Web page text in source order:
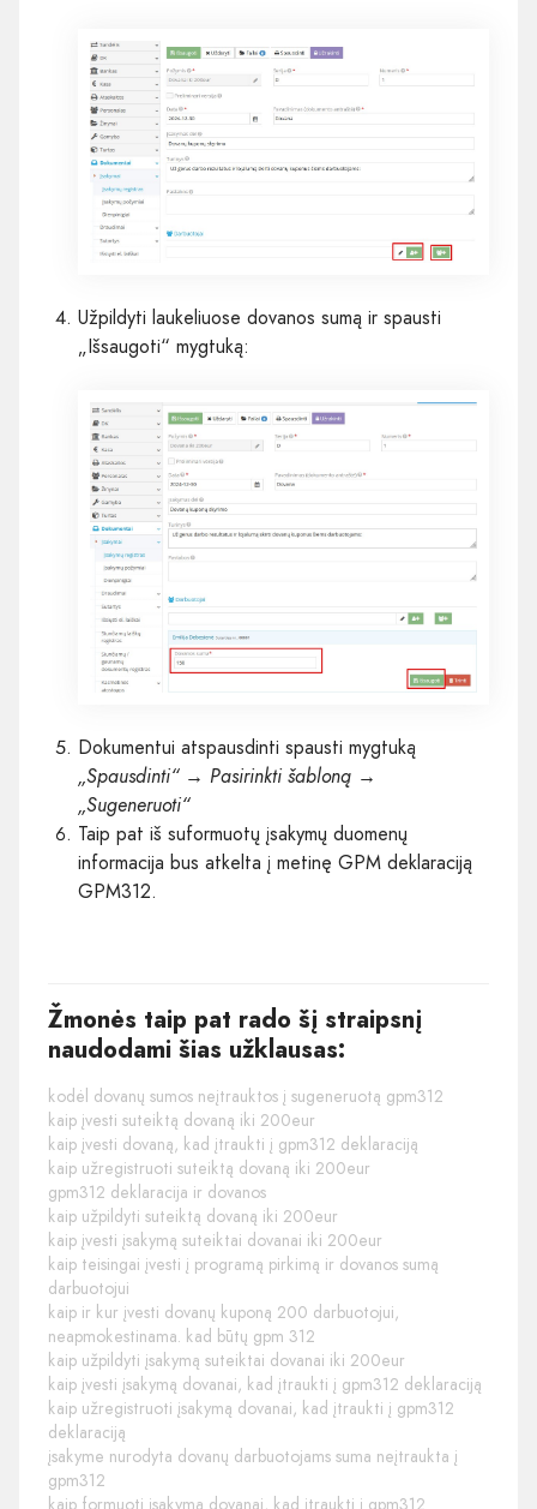
Užpildyti laukeliuose dovanos sumą ir spausti
„Išsaugoti“ mygtuką:
Dokumentui atspausdinti spausti mygtuką
„Spausdinti“ → Pasirinkti šabloną →
„Sugeneruoti“
Taip pat iš suformuotų įsakymų duomenų
informacija bus atkelta į metinę GPM deklaraciją
GPM312.
Žmonės taip pat rado šį straipsnį
naudodami šias užklausas:
kodėl dovanų sumos neįtrauktos į sugeneruotą gpm312
kaip įvesti suteiktą dovaną iki 200eur
kaip įvesti dovaną, kad įtraukti į gpm312 deklaraciją
kaip užregistruoti suteiktą dovaną iki 200eur
gpm312 deklaracija ir dovanos
kaip užpildyti suteiktą dovaną iki 200eur
kaip įvesti įsakymą suteiktai dovanai iki 200eur
kaip teisingai įvesti į programą pirkimą ir dovanos sumą
darbuotojui
kaip ir kur įvesti dovanų kuponą 200 darbuotojui,
neapmokestinama. kad būtų gpm 312
kaip užpildyti įsakymą suteiktai dovanai iki 200eur
kaip įvesti įsakymą dovanai, kad įtraukti į gpm312 deklaraciją
kaip užregistruoti įsakymą dovanai, kad įtraukti į gpm312
deklaraciją
įsakyme nurodyta dovanų darbuotojams suma neįtraukta į
gpm312
kaip formuoti įsakymą dovanai, kad įtraukti į gpm312